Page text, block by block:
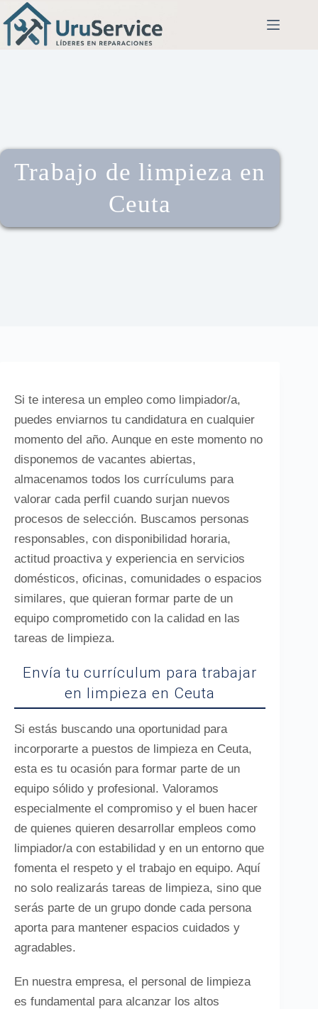
Trabajo de limpieza en
Ceuta
Si te interesa un empleo como limpiador/a,
puedes enviarnos tu candidatura en cualquier
momento del año. Aunque en este momento no
disponemos de vacantes abiertas,
almacenamos todos los currículums para
valorar cada perfil cuando surjan nuevos
procesos de selección. Buscamos personas
responsables, con disponibilidad horaria,
actitud proactiva y experiencia en servicios
domésticos, oficinas, comunidades o espacios
similares, que quieran formar parte de un
equipo comprometido con la calidad en las
tareas de limpieza.
Envía tu currículum para trabajar
en limpieza en Ceuta
Si estás buscando una oportunidad para
incorporarte a puestos de limpieza en Ceuta,
esta es tu ocasión para formar parte de un
equipo sólido y profesional. Valoramos
especialmente el compromiso y el buen hacer
de quienes quieren desarrollar empleos como
limpiador/a con estabilidad y en un entorno que
fomenta el respeto y el trabajo en equipo. Aquí
no solo realizarás tareas de limpieza, sino que
serás parte de un grupo donde cada persona
aporta para mantener espacios cuidados y
agradables.
En nuestra empresa, el personal de limpieza
es fundamental para alcanzar los altos